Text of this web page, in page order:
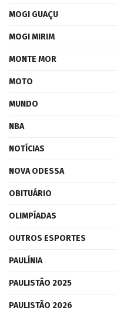
MOGI GUAÇU
MOGI MIRIM
MONTE MOR
MOTO
MUNDO
NBA
NOTÍCIAS
NOVA ODESSA
OBITUÁRIO
OLIMPÍADAS
OUTROS ESPORTES
PAULÍNIA
PAULISTÃO 2025
PAULISTÃO 2026